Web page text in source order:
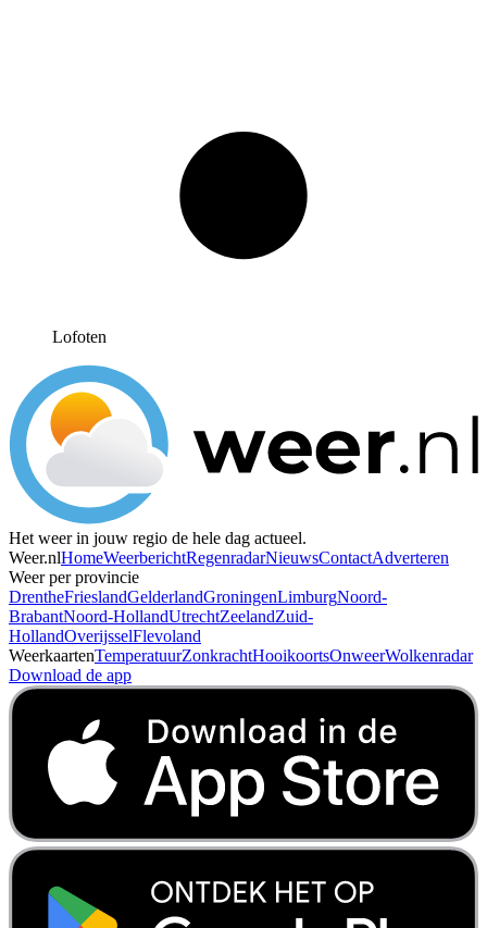
Lofoten
Het weer in jouw regio de hele dag actueel.
Weer.nlHomeWeerberichtRegenradarNieuwsContactAdverteren
Weer per provincie
DrentheFrieslandGelderlandGroningenLimburgNoord-
BrabantNoord-HollandUtrechtZeelandZuid-
HollandOverijsselFlevoland
WeerkaartenTemperatuurZonkrachtHooikoortsOnweerWolkenradar
Download de app